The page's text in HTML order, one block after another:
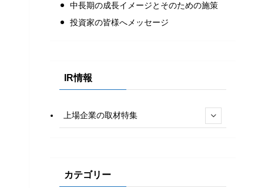
中長期の成長イメージとそのための施策
投資家の皆様へメッセージ
IR情報
上場企業の取材特集
カテゴリー